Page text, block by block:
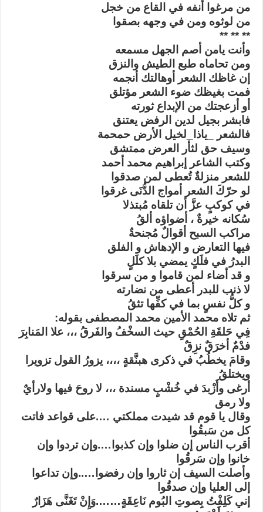
من مرغوا أنفه في القاع من خجل
من لوثوه ومن في وجهه بصقوا
** ** **
وأنت يامن أصم الجهل مسمعه
ومن تحاماه طبع الطيش والنزق
إن غاظك الشعر أوهالتك أنجمه
فمت بغيظك ضوء الشعر مؤتلق
أو أزعجتك من الإبداع ثورته
فابشر بجيل لدين الرفض يعتنق
فالشعر _ياذا_لخيل الأرض حمحمة
وسيف حق لثأر العرض ممتشق
وكتب الشاعر إبراهيم محمد أحمد
للشعر منزلةٌ تُعطى لمن صدقوا
لو حرّكَ الشعر أمواج الدُّنَى غرقوا
في كوكبٍ عزَّ أن تلقاه مُبتذلا
سُكانه خيرةٌ ، أضواؤه ألقُ
مراكب السبح أقوالٌ مُجنحةٌ
فيها التعارض و الإدهاش و الفلق
البدرُ في فلَكٍ يمضي بلا كلَلٍ
و قد أضاء لمن قاموا و من سرقوا
لا ذنب للبدر أعطى من نضارته
و كلُّ نفسٍ بما في كفِّها تثقُ
ثم تلاه ‏محمد الأمين محمد المصطفى بقوله:
فِي حَلقَةِ الحُمْقِ حيث السخْفُ والفَرقُ ،،، علا المَنابِرَ
فدْمٌ أخرَقٌ نزِقٌ
وقامَ يخطُبُ في ذكرى هبنَّقةٍ ،،،، يزورُ القول تزويرا
ويختلقُ
أرغى وأَزْبدَ في خُشْبٍ مسندة ،،، لا روحَ فيها ولارأيٌ
ولا رمق
وقال يا قوم قد شيدت مملكتي ….على قواعد فاتت
كل من سَبقُوا
أقرب الناس إن ضلوا وإن كذبوا….وإن تردوا وإن
خانوا وإن سَرقُوا
وأصلت السيف إن ثاروا وإن رفضوا…..وإن تداعوا
إلى العليا وإن صدقُوا
إني كَلِفْتُ بِصوتِ البُوم نَاعِقَةٍ…….وَإِنْ تَغَنَّى هَزَارٌ